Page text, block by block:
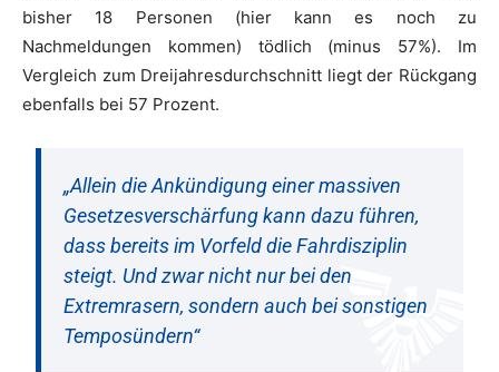
bisher 18 Personen (hier kann es noch zu
Nachmeldungen kommen) tödlich (minus 57%). Im
Vergleich zum Dreijahresdurchschnitt liegt der Rückgang
ebenfalls bei 57 Prozent.
„Allein die Ankündigung einer massiven
Gesetzesverschärfung kann dazu führen,
dass bereits im Vorfeld die Fahrdisziplin
steigt. Und zwar nicht nur bei den
Extremrasern, sondern auch bei sonstigen
Temposündern“